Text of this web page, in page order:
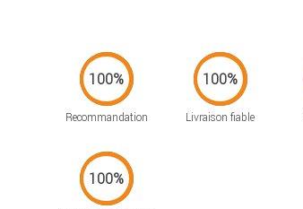
Recommandation Livraison fiable